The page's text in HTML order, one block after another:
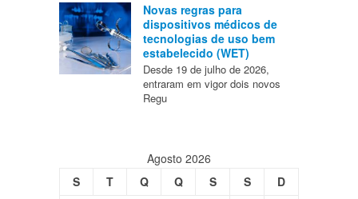
Novas regras para
dispositivos médicos de
tecnologias de uso bem
estabelecido (WET)
Desde 19 de julho de 2026,
entraram em vigor dois novos
Regu
Agosto 2026
S
T Q Q S S
D